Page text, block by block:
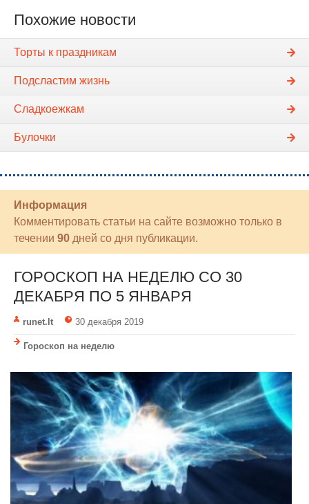
Похожие новости
Торты к праздникам
Подсластим жизнь
Сладкоежкам
Булочки
Информация
Комментировать статьи на сайте возможно только в
течении 90 дней со дня публикации.
ГОРОСКОП НА НЕДЕЛЮ CО 30
ДЕКАБРЯ ПО 5 ЯНВАРЯ
runet.lt 30 декабря 2019
Гороскоп на неделю